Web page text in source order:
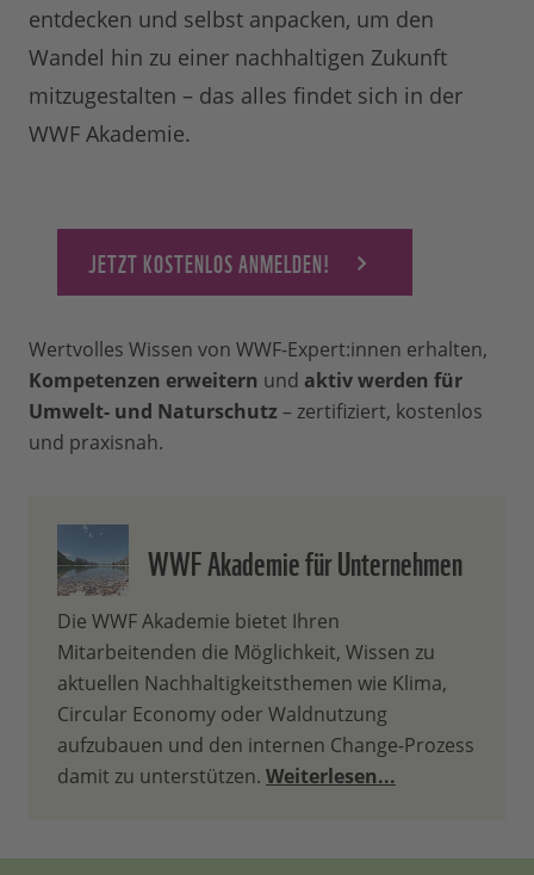
entdecken und selbst anpacken, um den
Wandel hin zu einer nachhaltigen Zukunft
mitzugestalten – das alles findet sich in der
WWF Akademie.
JETZT KOSTENLOS ANMELDEN!
Wertvolles Wissen von WWF-Expert:innen erhalten,
Kompetenzen erweitern und aktiv werden für
Umwelt- und Naturschutz– zertifiziert, kostenlos
und praxisnah.
WWF Akademie für Unternehmen
Die WWF Akademie bietet Ihren
Mitarbeitenden die Möglichkeit, Wissen zu
aktuellen Nachhaltigkeitsthemen wie Klima,
Circular Economy oder Waldnutzung
aufzubauen und den internen Change-Prozess
damit zu unterstützen. Weiterlesen...